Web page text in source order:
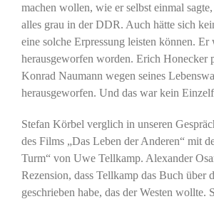
machen wollen, wie er selbst einmal
alles grau in der DDR. Auch hätte sich
eine solche Erpressung leisten können. Er
herausgeworfen worden. Erich Honecker
Konrad Naumann wegen seines
herausgeworfen. Und das war kein
Stefan Körbel verglich in unseren
des Films „Das Leben der Anderen“ mit
Turm“ von Uwe Tellkamp. Alexander
Rezension, dass Tellkamp das Buch über
geschrieben habe, das der Westen wollte.